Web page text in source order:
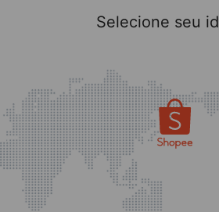
Selecione seu